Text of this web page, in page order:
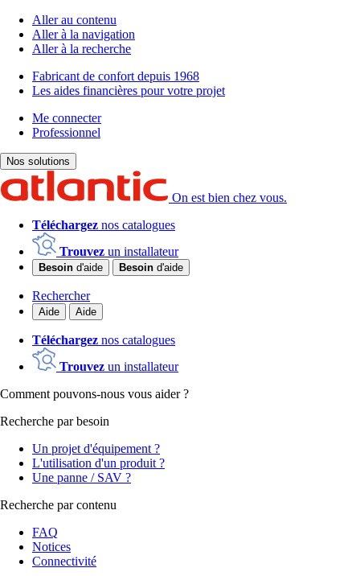
Aller au contenu
Aller à la navigation
Aller à la recherche
Fabricant de confort depuis 1968
Les aides financières pour votre projet
Me connecter
Professionnel
Nos solutions
On est bien chez vous.
Téléchargez nos catalogues
Trouvez un installateur
Besoin d'aide Besoin d'aide
Rechercher
Aide Aide
Téléchargez nos catalogues
Trouvez un installateur
Comment pouvons-nous vous aider ?
Recherche par besoin
Un projet d'équipement ?
L'utilisation d'un produit ?
Une panne / SAV ?
Recherche par contenu
FAQ
Notices
Connectivité